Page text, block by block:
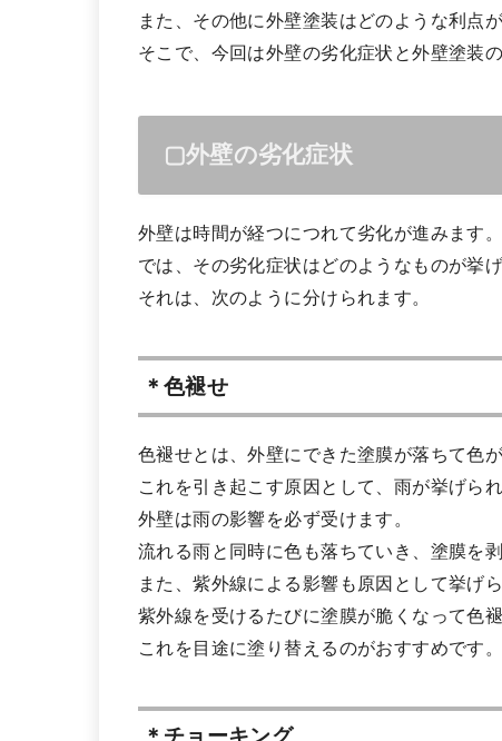
また、その他に外壁塗装はどのような利点
そこで、今回は外壁の劣化症状と外壁塗装
▢外壁の劣化症状
外壁は時間が経つにつれて劣化が進みます。
では、その劣化症状はどのようなものが挙
それは、次のように分けられます。
＊色褪せ
色褪せとは、外壁にできた塗膜が落ちて色
これを引き起こす原因として、雨が挙げられ
外壁は雨の影響を必ず受けます。
流れる雨と同時に色も落ちていき、塗膜を
また、紫外線による影響も原因として挙げら
紫外線を受けるたびに塗膜が脆くなって色
これを目途に塗り替えるのがおすすめです。